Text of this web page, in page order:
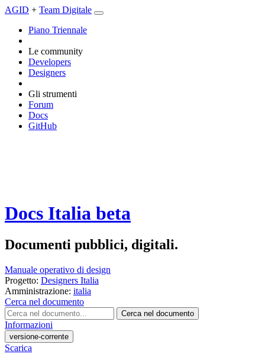
AGID + Team Digitale
Piano Triennale
Le community
Developers
Designers
Gli strumenti
Forum
Docs
GitHub
Docs Italia beta
Documenti pubblici, digitali.
Manuale operativo di design
Progetto: Designers Italia
Amministrazione: italia
Cerca nel documento
Cerca nel documento
Informazioni
versione-corrente
Scarica